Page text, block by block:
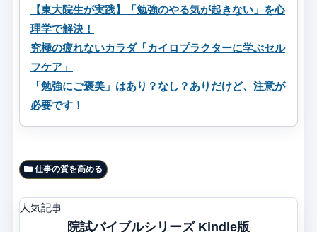
【東大院生が実践】「勉強のやる気が起きない」を心
理学で解決！
究極の疲れないカラダ「カイロプラクターに学ぶセル
フケア」
「勉強にご褒美」はあり？なし？ありだけど、注意が
必要です！
仕事の質を高める
人気記事
院試バイブルシリーズ Kindle版